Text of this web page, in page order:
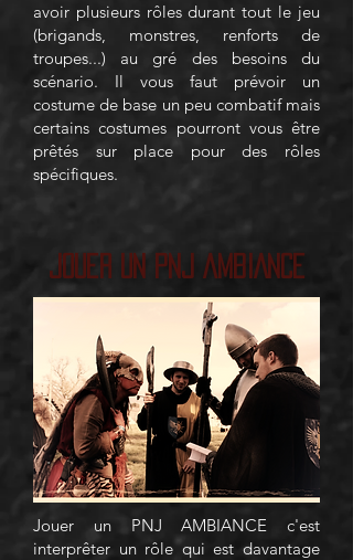
avoir plusieurs rôles durant tout le jeu
(brigands, monstres, renforts de
troupes...) au gré des besoins du
scénario. Il vous faut prévoir un
costume de base un peu combatif mais
certains costumes pourront vous être
prêtés sur place pour des rôles
spécifiques.
Jouer un PNJ AMBIANCE
Jouer un PNJ AMBIANCE c'est
interprêter un rôle qui est davantage